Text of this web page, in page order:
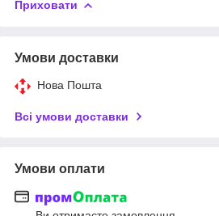
Приховати
Умови доставки
Нова Пошта
Всі умови доставки
Умови оплати